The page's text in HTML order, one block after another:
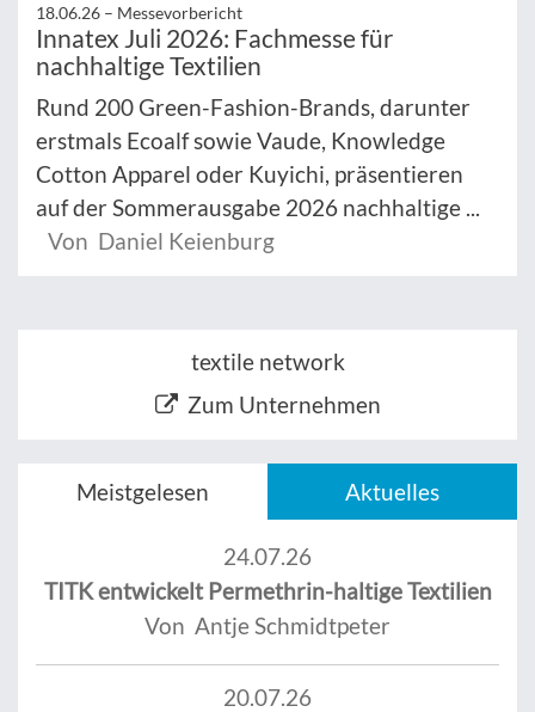
18.06.26 – Messevorbericht
Innatex Juli 2026: Fachmesse für
nachhaltige Textilien
Rund 200 Green-Fashion-Brands, darunter
erstmals Ecoalf sowie Vaude, Knowledge
Cotton Apparel oder Kuyichi, präsentieren
auf der Sommerausgabe 2026 nachhaltige ...
Von Daniel Keienburg
textile network
Zum Unternehmen
Meistgelesen Aktuelles
24.07.26
TITK entwickelt Permethrin-haltige Textilien
Von Antje Schmidtpeter
20.07.26